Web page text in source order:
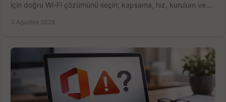
için doğru Wi-Fi çözümünü seçin; kapsama, hız, kurulum ve
3 Ağustos 2026